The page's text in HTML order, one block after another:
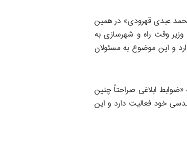
عبدی قهرودی» در همین
وقت راه و شهرسازی به
و این موضوع به مسئولان
ابلاغی صراحتاً چنین
خود فعالیت دارد و این